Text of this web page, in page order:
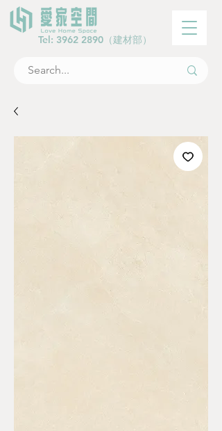
Tel: 3962 2890 （建材部）